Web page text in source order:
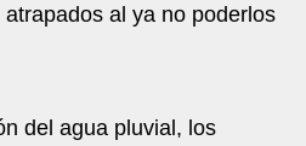
al ya no poderlos
del agua pluvial, los